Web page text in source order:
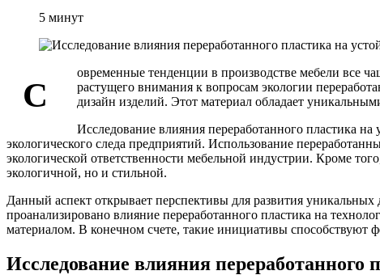
5 минут
С
овременные тенденции в производстве мебели все
растущего внимания к вопросам экологии
дизайн изделий. Этот материал обладает
Исследование влияния переработанного пластика
экологического следа предприятий. Использование
экологической ответственности мебельной индустрии. Кроме
экологичной, но и стильной.
Данный аспект открывает перспективы для развития
проанализировано влияние переработанного пластика на
материалом. В конечном счете, такие инициативы способствуют
Исследование влияния переработанного